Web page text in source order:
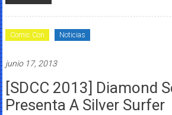
Comic Con Noticias
junio 17, 2013
[SDCC 2013] Diamond
Presenta A Silver Surfer